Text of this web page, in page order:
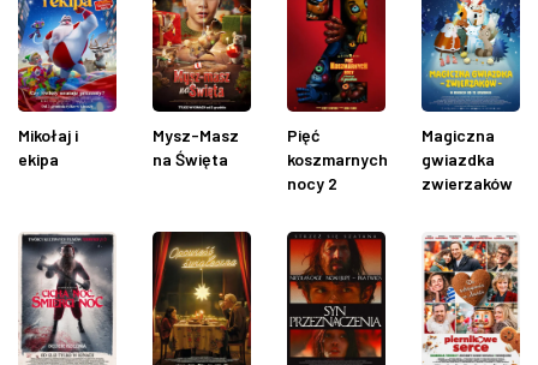
ROZRYWKA
W KINACH
GASTRONOMIA
W RZESZOWIE
Mikołaj i
ekipa
Mysz-Masz
na Święta
Pięć
koszmarnych
nocy 2
Magiczna
gwiazdka
zwierzaków